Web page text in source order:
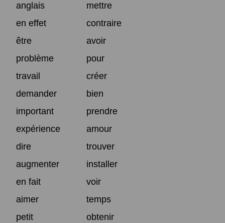
anglais
mettre
en effet
contraire
être
avoir
problème
pour
travail
créer
demander
bien
important
prendre
expérience
amour
dire
trouver
augmenter
installer
en fait
voir
aimer
temps
petit
obtenir